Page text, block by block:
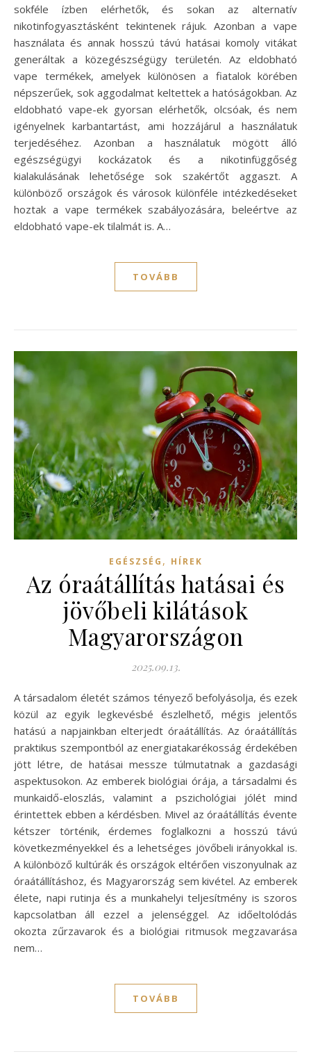
sokféle ízben elérhetők, és sokan az alternatív
nikotinfogyasztásként tekintenek rájuk. Azonban a vape
használata és annak hosszú távú hatásai komoly vitákat
generáltak a közegészségügy területén. Az eldobható
vape termékek, amelyek különösen a fiatalok körében
népszerűek, sok aggodalmat keltettek a hatóságokban. Az
eldobható vape-ek gyorsan elérhetők, olcsóak, és nem
igényelnek karbantartást, ami hozzájárul a használatuk
terjedéséhez. Azonban a használatuk mögött álló
egészségügyi kockázatok és a nikotinfüggőség
kialakulásának lehetősége sok szakértőt aggaszt. A
különböző országok és városok különféle intézkedéseket
hoztak a vape termékek szabályozására, beleértve az
eldobható vape-ek tilalmát is. A…
TOVÁBB
EGÉSZSÉG , HÍREK
Az óraátállítás hatásai és
jövőbeli kilátások
Magyarországon
2025.09.13.
A társadalom életét számos tényező befolyásolja, és ezek
közül az egyik legkevésbé észlelhető, mégis jelentős
hatású a napjainkban elterjedt óraátállítás. Az óraátállítás
praktikus szempontból az energiatakarékosság érdekében
jött létre, de hatásai messze túlmutatnak a gazdasági
aspektusokon. Az emberek biológiai órája, a társadalmi és
munkaidő-eloszlás, valamint a pszichológiai jólét mind
érintettek ebben a kérdésben. Mivel az óraátállítás évente
kétszer történik, érdemes foglalkozni a hosszú távú
következményekkel és a lehetséges jövőbeli irányokkal is.
A különböző kultúrák és országok eltérően viszonyulnak az
óraátállításhoz, és Magyarország sem kivétel. Az emberek
élete, napi rutinja és a munkahelyi teljesítmény is szoros
kapcsolatban áll ezzel a jelenséggel. Az időeltolódás
okozta zűrzavarok és a biológiai ritmusok megzavarása
nem…
TOVÁBB